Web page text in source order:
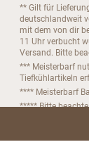
** Gilt für
deutschlandweit
mit dem von dir
11 Uhr verbucht
Versand. Bitte
*** Meisterbarf
Tiefkühlartikeln
**** Meisterbarf
***** Bitte